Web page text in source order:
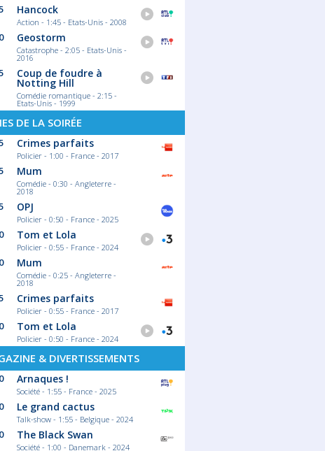
Hancock
Action - 1:45 - Etats-Unis - 2008
Geostorm
Catastrophe - 2:05 - Etats-Unis -
2016
Coup de foudre à
Notting Hill
Comédie romantique - 2:15 -
Etats-Unis - 1999
DE LA SOIRÉE
Crimes parfaits
Policier - 1:00 - France - 2017
Mum
Comédie - 0:30 - Angleterre -
2018
OPJ
Policier - 0:50 - France - 2025
Tom et Lola
Policier - 0:55 - France - 2024
Mum
Comédie - 0:25 - Angleterre -
2018
Crimes parfaits
Policier - 0:55 - France - 2017
Tom et Lola
Policier - 0:50 - France - 2024
& DIVERTISSEMENTS
Arnaques !
Société - 1:55 - France - 2025
Le grand cactus
Talk-show - 1:55 - Belgique - 2024
The Black Swan
Société - 1:00 - Danemark - 2024